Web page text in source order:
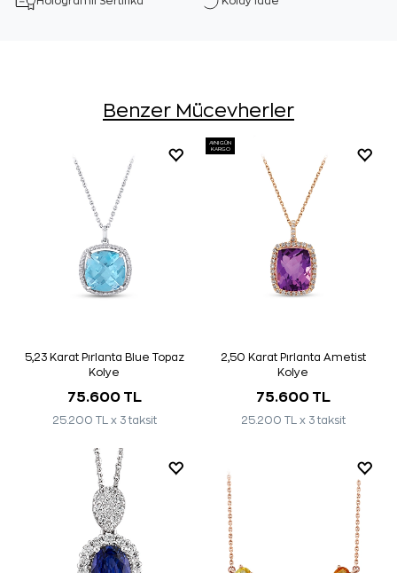
Benzer Mücevherler
5,23 Karat Pırlanta Blue Topaz
Kolye
75.600 TL
25.200 TL x 3 taksit
AYNI GÜN
KARGO
2,50 Karat Pırlanta Ametist
Kolye
75.600 TL
25.200 TL x 3 taksit